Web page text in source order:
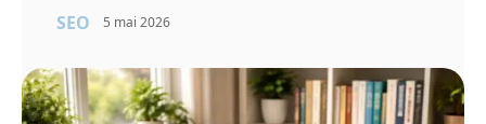
SEO 5 mai 2026